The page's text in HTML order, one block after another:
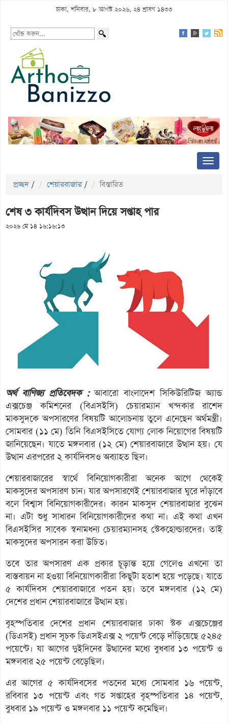
ঢাকা, শনিবার, ৮ আগস্ট ২০২৬, ২৪ শ্রাবণ ১৪৩৩
প্রচ্ছদ / শেয়ারবাজার / বিস্তারিত
শেষ ৩ কার্যদিবস উত্থান দিয়ে সপ্তাহ পার
২০২৬ মে ১৪ ১৬:১৬:১৩
অর্থ বাণিজ্য প্রতিবেদক :আবারো বাংলাদেশ সিকিউরিটিজ অ্যান্ড
এক্সচেঞ্জ কমিশনের (বিএসইসি) চেয়ারম্যান খন্দকার রাশেদ
মাকসুদকে অপসারণের বিষয়টি আলোচনায় তুলে এনেছেন অর্থমন্ত্রী।
সোমবার (১১ মে) তিনি বিএসইসিতে যোগ্য লোক নিয়োগের বিষয়টি
জানিয়েছেন। যাতে মঙ্গলবার (১২ মে) শেয়ারবাজারে উত্থান হয়। যে
উত্থান এরপরের ২ কার্যদিবসও অব্যাহত ছিল।
শেয়ারবাজারের স্বার্থে বিনিয়োগকারীরা অনেক আগে থেকেই
মাকসুদের অপসারণ চান। যার অপসারণেই শেয়ারবাজার ঘুরে দাঁড়াবে
বলে বিশ্বাস বিনিয়োগকারীদের। কারন মাকসুদ শেয়ারবাজার বুঝেন
না। এটা শুধু সাধারন বিনিয়োগকারীদের কথা না। এই কথা এখন
বিএসইসির সাবেক স্বনামধন্য চেয়ারম্যানসহ স্টেকহোল্ডারদের। তাই
মাকসুদের অপসারন করা উচিত।
তবে তার অপসারণ এক প্রকার চূড়ান্ত হয়ে গেলেও এখনো তা
বাস্তবায়ন না হওয়া বিনিয়োগকারীরা কিছুটা হতাশ হয়ে পড়েছে। যাতে
৫ কার্যদিবস শেয়ারবাজারে পতন হয়। তবে মঙ্গলবার (১২ মে)
দেশের প্রধান শেয়ারবাজারে উত্থান হয়।
বৃহস্পতিবার দেশের প্রধান শেয়ারবাজার ঢাকা স্টক এক্সচেঞ্জের
(ডিএসই) প্রধান সূচক ডিএসইএক্স ২ পয়েন্ট বেড়ে দাঁড়িয়েছে ৫২৪৫
পয়েন্টে। যা আগের দুইদিনের উত্থানের মধ্যে বুধবার ১৩ পয়েন্ট ও
মঙ্গলবার ২৫ পয়েন্ট বেড়েছিল।
এর আগের ৫ কার্যদিবসের পতনের মধ্যে সোমবার ১৬ পয়েন্ট,
রবিবার ১৩ পয়েন্ট এবং গত সপ্তাহের বৃহস্পতিবার ১৪ পয়েন্ট,
বুধবার ১৯ পয়েন্ট ও মঙ্গলবার ১১ পয়েন্ট কমেছিল।